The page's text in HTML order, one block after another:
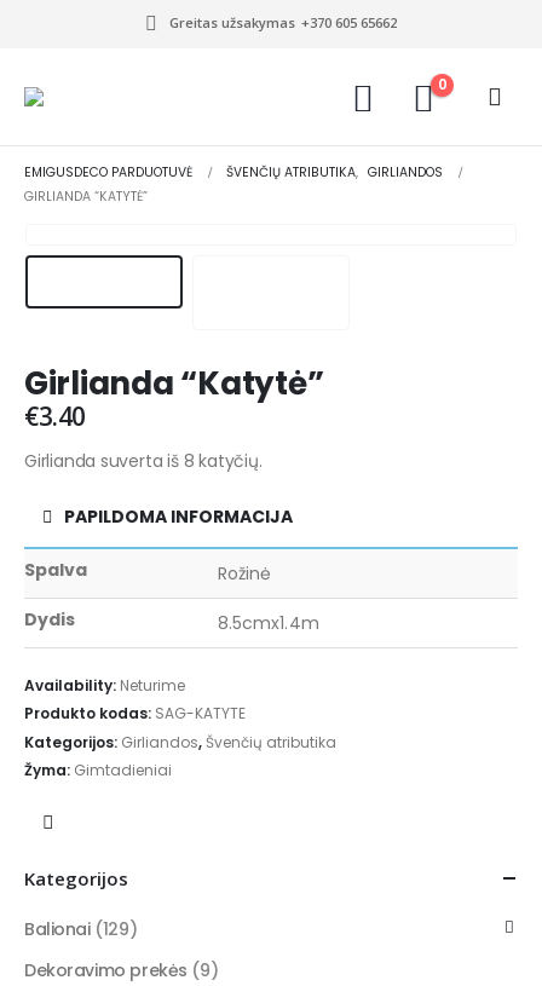
Greitas užsakymas +370 605 65662
0
EMIGUSDECO PARDUOTUVĖ ŠVENČIŲ ATRIBUTIKA, GIRLIANDOS
GIRLIANDA “KATYTĖ”
Girlianda “Katytė”
€3.40
Girlianda suverta iš 8 katyčių.
PAPILDOMA INFORMACIJA
Spalva
Rožinė
Dydis
8.5cmx1.4m
Availability: Neturime
Produkto kodas: SAG-KATYTE
Kategorijos: Girliandos,Švenčių atributika
Žyma: Gimtadieniai
Kategorijos
Balionai (129)
Dekoravimo prekės (9)